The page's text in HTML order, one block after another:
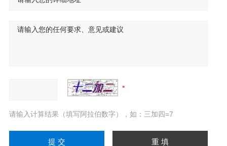
请输入计算结果（填写阿拉伯数字），如：三加四=7